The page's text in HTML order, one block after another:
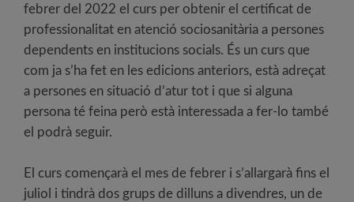
febrer del 2022 el curs per obtenir el certificat de
professionalitat en atenció sociosanitària a persones
dependents en institucions socials. És un curs que
com ja s’ha fet en les edicions anteriors, està adreçat
a persones en situació d’atur tot i que si alguna
persona té feina però està interessada a fer-lo també
el podrà seguir.
El curs començarà el mes de febrer i s’allargarà fins el
juliol i tindrà dos grups de dilluns a divendres, un de